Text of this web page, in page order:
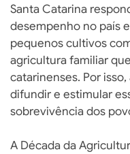
Santa Catarina
desempenho no país
pequenos cultivos
agricultura familiar
catarinenses. Por
difundir e estimular
sobrevivência dos
A Década da